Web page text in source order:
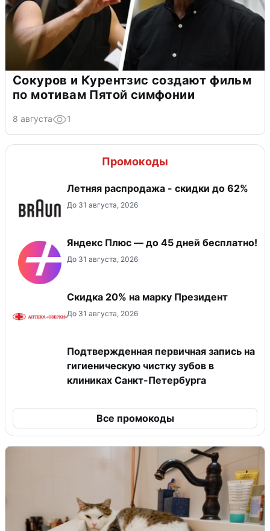
Сокуров и Курентзис создают фильм
по мотивам Пятой симфонии
8 августа 1
Промокоды
Летняя распродажа - скидки до 62%
До 31 августа, 2026
Яндекс Плюс — до 45 дней бесплатно!
До 31 августа, 2026
Скидка 20% на марку Президент
До 31 августа, 2026
Подтвержденная первичная запись на
гигиеническую чистку зубов в
клиниках Санкт-Петербурга
Все промокоды